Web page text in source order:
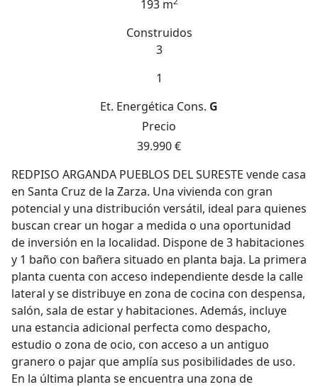
193 m
Construidos
3
1
Et. Energética Cons. G
Precio
39.990 €
REDPISO ARGANDA PUEBLOS DEL SURESTE vende casa
en Santa Cruz de la Zarza. Una vivienda con gran
potencial y una distribución versátil, ideal para quienes
buscan crear un hogar a medida o una oportunidad
de inversión en la localidad. Dispone de 3 habitaciones
y 1 baño con bañera situado en planta baja. La primera
planta cuenta con acceso independiente desde la calle
lateral y se distribuye en zona de cocina con despensa,
salón, sala de estar y habitaciones. Además, incluye
una estancia adicional perfecta como despacho,
estudio o zona de ocio, con acceso a un antiguo
granero o pajar que amplía sus posibilidades de uso.
En la última planta se encuentra una zona de